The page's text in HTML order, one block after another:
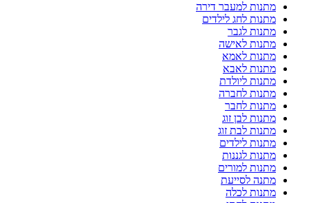
מתנות למעבר דירה
מתנות לחג לילדים
מתנות לגבר
מתנות לאישה
מתנות לאמא
מתנות לאבא
מתנות ליולדת
מתנות לחברה
מתנות לחבר
מתנות לבן זוג
מתנות לבת זוג
מתנות לילדים
מתנות לגננות
מתנות למורים
מתנה לסייעת
מתנות לכלה